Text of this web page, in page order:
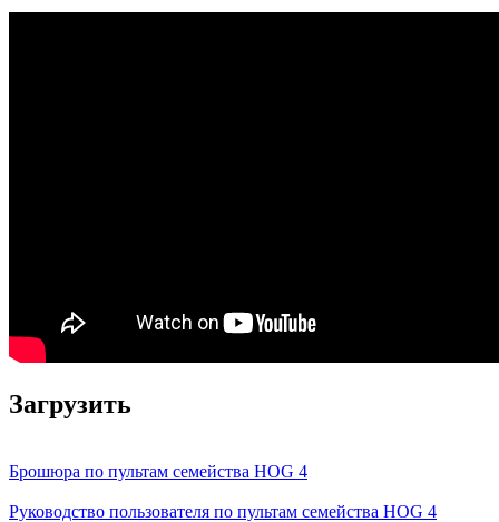
Загрузить
Брошюра по пультам семейства HOG 4
Руководство пользователя по пультам семейства HOG 4